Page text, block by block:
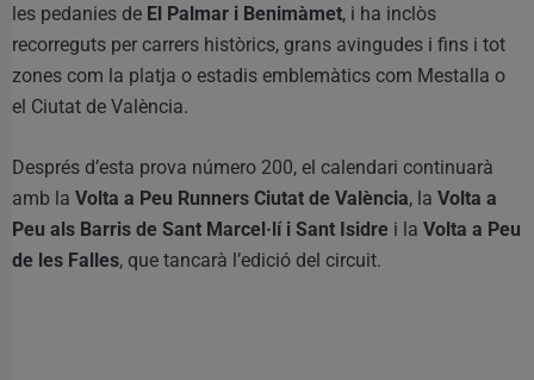
les pedanies de El Palmar i Benimàmet, i ha inclòs
recorreguts per carrers històrics, grans avingudes i fins i tot
zones com la platja o estadis emblemàtics com Mestalla o
el Ciutat de València.
Després d’esta prova número 200, el calendari continuarà
amb la Volta a Peu Runners Ciutat de València, la Volta a
Peu als Barris de Sant Marcel·lí i Sant Isidre i la Volta a Peu
de les Falles, que tancarà l’edició del circuit.